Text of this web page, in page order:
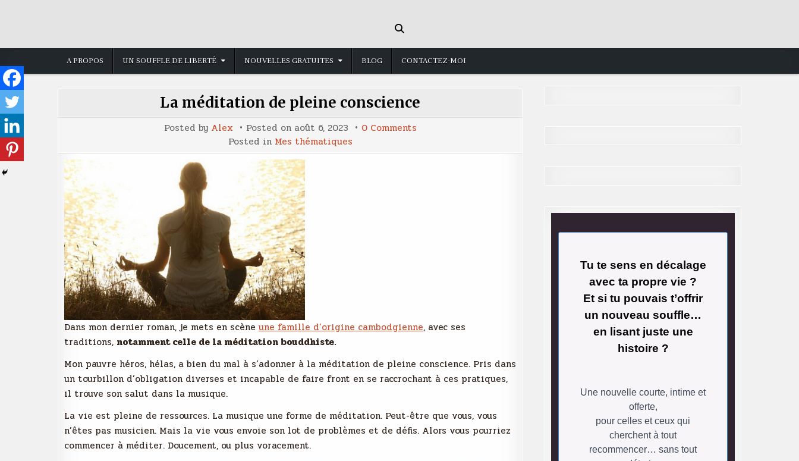
A PROPOS UN SOUFFLE DE LIBERTÉ NOUVELLES GRATUITES BLOG CONTACTEZ-MOI
La méditation de pleine conscience
Posted by Alex Posted on août 6, 2023 0 Commentson
de
Posted in Mes thématiques
Dans mon dernier roman, je mets en scène une famille d’origine cambodgienne, avec ses
traditions, notamment celle de la méditation bouddhiste.
Mon pauvre héros, hélas, a bien du mal à s’adonner à la méditation de pleine conscience. Pris dans
un tourbillon d’obligation diverses et incapable de faire front en se raccrochant à ces pratiques,
il trouve son salut dans la musique.
La vie est pleine de ressources. La musique une forme de méditation. Peut-être que vous, vous
n’êtes pas musicien. Mais la vie vous envoie son lot de problèmes et de défis. Alors vous pourriez
commencer à méditer. Doucement, ou plus voracement.
Tu te sens en décalage
avec ta propre vie ?
Et si tu pouvais t’offrir
un nouveau souffle…
en lisant juste une
histoire ?
Une nouvelle courte, intime et
offerte,
pour celles et ceux qui
cherchent à tout
recommencer… sans tout